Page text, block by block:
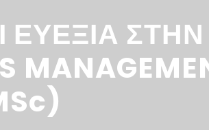
ΕΥΕΞΙΑ